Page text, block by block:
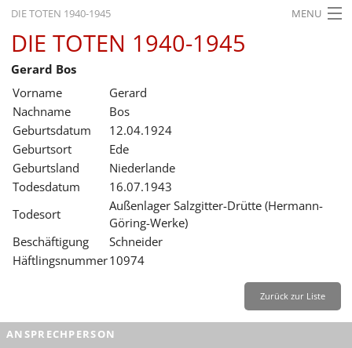
DIE TOTEN 1940-1945 MENU
STARTSEITE
AKTUELLES
AUSSTELLUNGEN
GESCHICHTE
BILDUNG
SERVICE
Deutsch Zurück
Deutsch
Gebärdensprache
DIE TOTEN 1940-1945
Gerard Bos
Vorname
Gerard
Nachname
Bos
Geburtsdatum
12.04.1924
Geburtsort
Ede
Geburtsland
Niederlande
Todesdatum
16.07.1943
Todesort
Außenlager Salzgitter-Drütte (Hermann-
Göring-Werke)
Beschäftigung
Schneider
Häftlingsnummer10974
Zurück zur Liste
ANSPRECHPERSON